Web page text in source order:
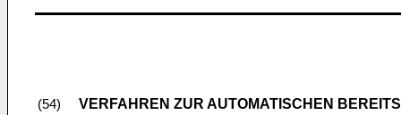
(54) VERFAHREN ZUR AUTOMATISCHEN